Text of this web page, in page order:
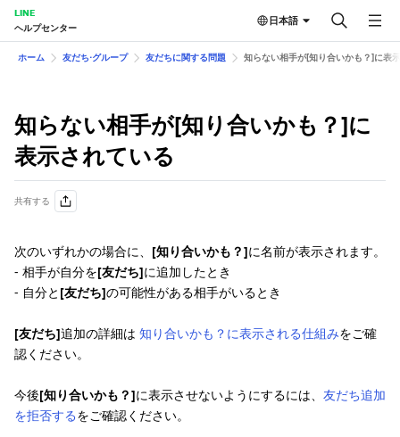
LINE
ヘルプセンター
日本語
ホーム 友だち⋅グループ 友だちに関する問題 知らない相手が[知り合いかも？]に表
知らない相手が[知り合いかも？]に
表示されている
共有する
次のいずれかの場合に、 [知り合いかも？]に名前が表示されます。
- 相手が自分を[友だち]に追加したとき
- 自分と [友だち]の可能性がある相手がいるとき
[友だち]追加の詳細は 知り合いかも？に表示される仕組みをご確
認ください。
今後[知り合いかも？]に表示させないようにするには、 友だち追加
を拒否するをご確認ください。